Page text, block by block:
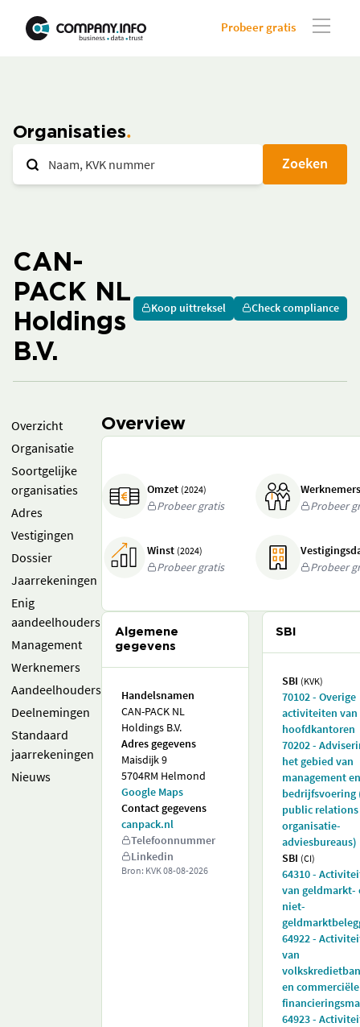
Probeer gratis
Organisaties
Zoeken
CAN-
PACK NL
Holdings
B.V.
Koop uittreksel Check compliance
Overzicht
Organisatie
Soortgelijke
organisaties
Adres
Vestigingen
Dossier
Jaarrekeningen
Enig
aandeelhouders
Management
Werknemers
Aandeelhouders
Deelnemingen
Standaard
jaarrekeningen
Nieuws
Overview
Omzet (2024)
Probeer gratis
Probeer
Winst (2024)
Probeer gratis
Probeer
Algemene
gegevens
Handelsnamen
CAN-PACK NL
Holdings B.V.
Adres gegevens
Maisdijk 9
5704RM Helmond
Google Maps
Contact gegevens
canpack.nl
Telefoonnummer
Linkedin
Bron: KVK08-08-2026
SBI
SBI (KVK)
70102 - Overige
activiteiten van
hoofdkantoren
70202 -
het gebied van
management en
bedrijfsvoering
public relations
organisatie-
adviesbureaus)
SBI (CI)
64310 -
van geldmarkt-
niet-
64922 -
van
en commerciële
64923 -